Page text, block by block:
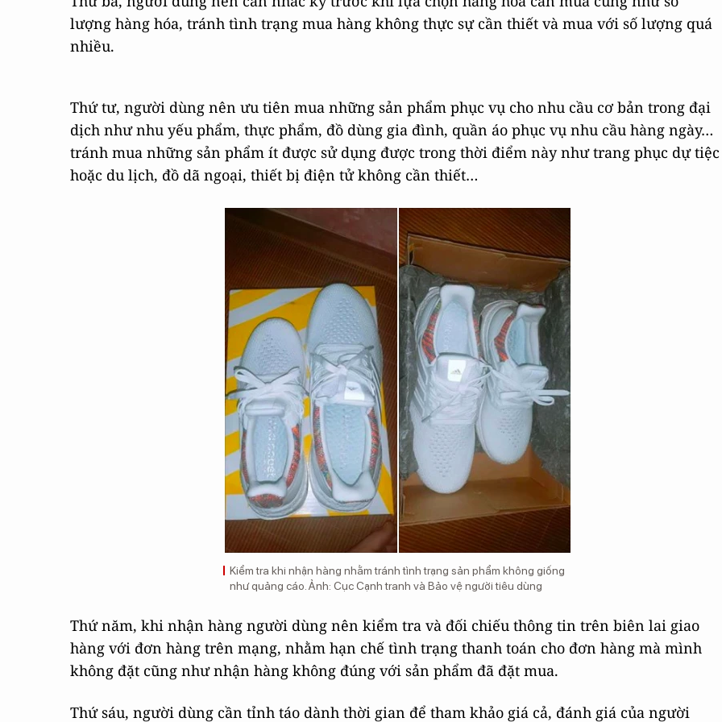
lượng hàng hóa, tránh tình trạng mua hàng không thực sự cần thiết và mua với số lượng quá
nhiều.
Thứ tư, người dùng nên ưu tiên mua những sản phẩm phục vụ cho nhu cầu cơ bản trong đại
dịch như nhu yếu phẩm, thực phẩm, đồ dùng gia đình, quần áo phục vụ nhu cầu hàng ngày…
tránh mua những sản phẩm ít được sử dụng được trong thời điểm này như trang phục dự tiệc
hoặc du lịch, đồ dã ngoại, thiết bị điện tử không cần thiết…
Kiểm tra khi nhận hàng nhằm tránh tình trạng sản phẩm không giống
như quảng cáo. Ảnh: Cục Cạnh tranh và Bảo vệ người tiêu dùng
Thứ năm, khi nhận hàng người dùng nên kiểm tra và đối chiếu thông tin trên biên lai giao
hàng với đơn hàng trên mạng, nhằm hạn chế tình trạng thanh toán cho đơn hàng mà mình
không đặt cũng như nhận hàng không đúng với sản phẩm đã đặt mua.
Thứ sáu, người dùng cần tỉnh táo dành thời gian để tham khảo giá cả, đánh giá của người